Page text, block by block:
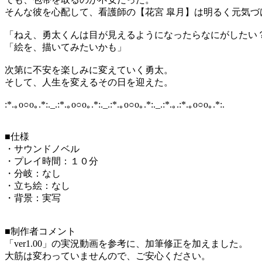
そんな彼を心配して、看護師の【花宮 皐月】は明るく元気づ
「ねえ、勇太くんは目が見えるようになったらなにがしたい
「絵を、描いてみたいかも」
次第に不安を楽しみに変えていく勇太。
そして、人生を変えるその日を迎えた。
:*.｡o○o｡.*:._.:*.｡o○o｡.*:._.:*.｡o○o｡.*:._.:*.｡.:*.｡o○o｡.*:.
■仕様
・サウンドノベル
・プレイ時間：１０分
・分岐：なし
・立ち絵：なし
・背景：実写
■制作者コメント
「ver1.00」の実況動画を参考に、加筆修正を加えました。
大筋は変わっていませんので、ご安心ください。